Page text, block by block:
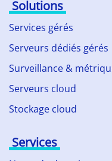
Solutions
Services gérés
Serveurs dédiés gérés
Surveillance &
Serveurs cloud
Stockage cloud
Services